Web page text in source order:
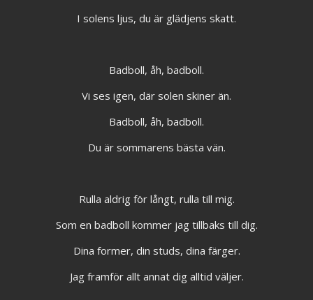
I solens ljus, du är glädjens skatt.
Badboll, åh, badboll.
Vi ses igen, där solen skiner än.
Badboll, åh, badboll.
Du är sommarens bästa vän.
Rulla aldrig för långt, rulla till mig.
Som en badboll kommer jag tillbaks till dig.
Dina former, din studs, dina färger.
Jag framför allt annat dig alltid väljer.